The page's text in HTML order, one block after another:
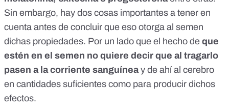
Sin embargo, hay dos cosas importantes a tener en
cuenta antes de concluir que eso otorga al semen
dichas propiedades. Por un lado que el hecho de que
estén en el semen no quiere decir que al tragarlo
pasen a la corriente sanguíneay de ahí al cerebro
en cantidades suficientes como para producir dichos
efectos.